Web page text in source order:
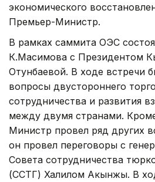
экономического
Премьер-Министр.
В рамках саммита ОЭС
К.Масимова с Президентом
Отунбаевой. В ходе встречи
вопросы двустороннего
сотрудничества и развития
между двумя странами.
Министр провел ряд других
он провел переговоры с
Совета сотрудничества
(ССТГ) Халилом Акынжы. В